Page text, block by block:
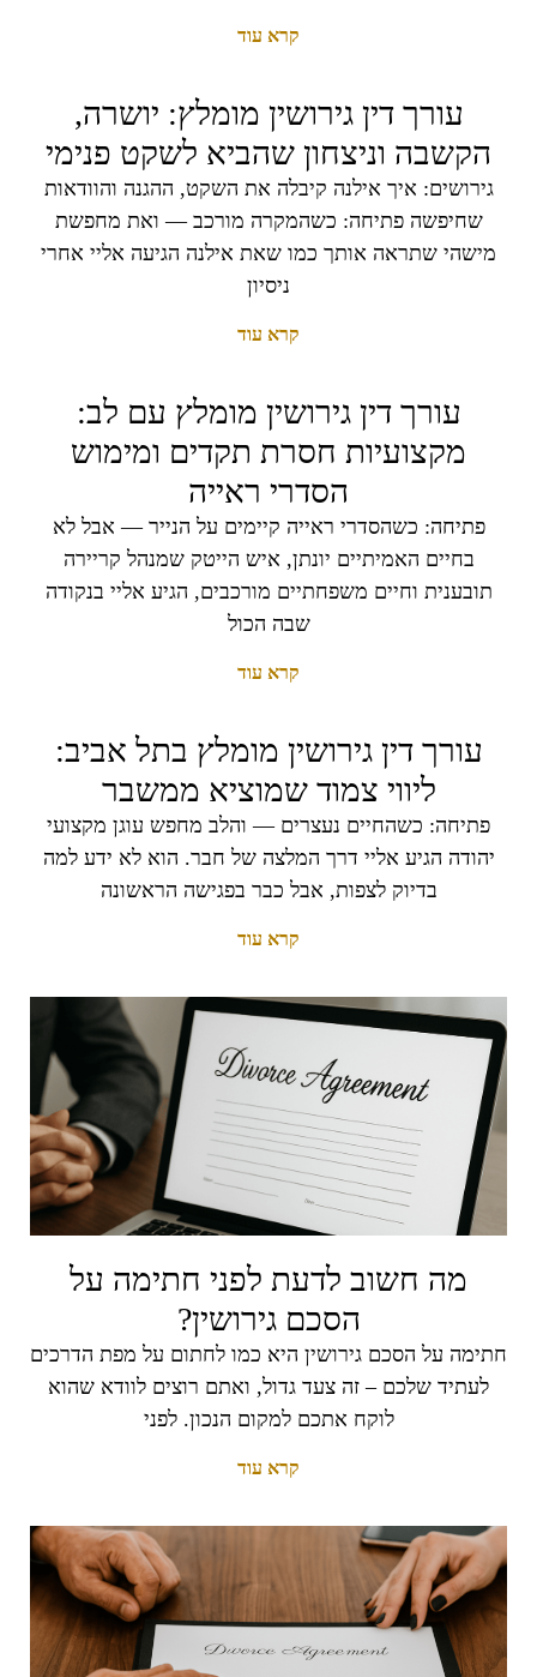
קרא עוד
עורך דין גירושין מומלץ: יושרה,
הקשבה וניצחון שהביא לשקט פנימי
גירושים: איך אילנה קיבלה את השקט, ההגנה והוודאות
שחיפשה פתיחה: כשהמקרה מורכב — ואת מחפשת
מישהי שתראה אותך כמו שאת אילנה הגיעה אליי אחרי
ניסיון
קרא עוד
עורך דין גירושין מומלץ עם לב:
מקצועיות חסרת תקדים ומימוש
הסדרי ראייה
פתיחה: כשהסדרי ראייה קיימים על הנייר — אבל לא
בחיים האמיתיים יונתן, איש הייטק שמנהל קריירה
תובענית וחיים משפחתיים מורכבים, הגיע אליי בנקודה
שבה הכול
קרא עוד
עורך דין גירושין מומלץ בתל אביב:
ליווי צמוד שמוציא ממשבר
פתיחה: כשהחיים נעצרים — והלב מחפש עוגן מקצועי
יהודה הגיע אליי דרך המלצה של חבר. הוא לא ידע למה
בדיוק לצפות, אבל כבר בפגישה הראשונה
קרא עוד
מה חשוב לדעת לפני חתימה על
הסכם גירושין?
חתימה על הסכם גירושין היא כמו לחתום על מפת הדרכים
לעתיד שלכם – זה צעד גדול, ואתם רוצים לוודא שהוא
לוקח אתכם למקום הנכון. לפני
קרא עוד